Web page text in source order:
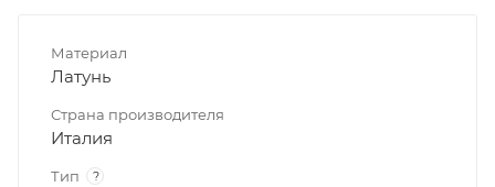
Материал
Латунь
Страна производителя
Италия
Тип ?